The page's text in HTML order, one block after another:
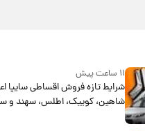
۱۱ ساعت پیش
شرایط تازه فروش اقساطی سایپا
شاهین، کوییک، اطلس، سهند و
بلندمدت + جدول